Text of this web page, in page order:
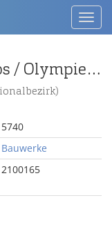
Tempel des Zeus Olympios / Olympieion
5740
Bauwerke
2100165